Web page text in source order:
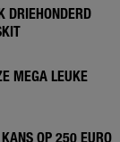
DRIEHONDERD
MEGA LEUKE
OP 250 EURO